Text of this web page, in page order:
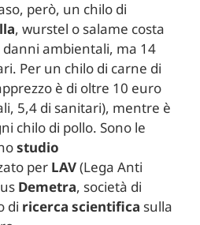
però, un chilo di
, wurstel o salame costa
ambientali, ma 14
Per un chilo di carne di
è di oltre 10 euro
5,4 di sanitari), mentre è
chilo di pollo. Sono le
studio
per LAV(Lega Anti
Demetra, società di
di ricerca scientifica sulla